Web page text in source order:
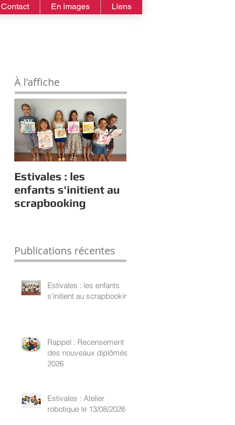
Contact En images Liens
À l'affiche
Estivales : les
enfants s'initient au
scrapbooking
Publications récentes
Estivales : les enfants
s'initient au scrapbooking
Rappel : Recensement
des nouveaux diplômés
2026
Estivales : Atelier
robotique le 13/08/2026